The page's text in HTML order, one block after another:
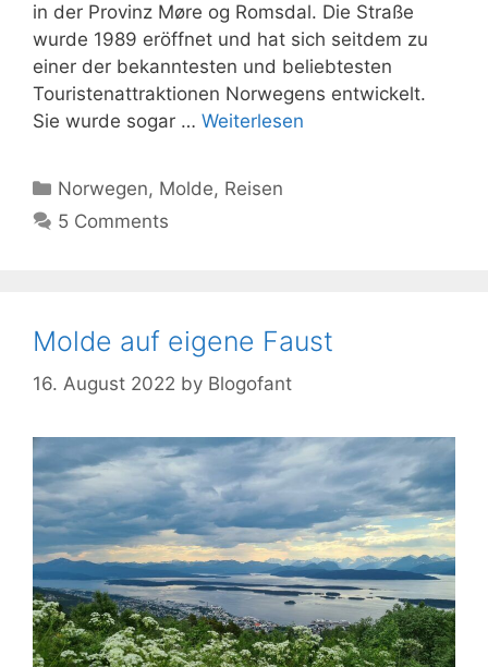
in der Provinz Møre og Romsdal. Die Straße
wurde 1989 eröffnet und hat sich seitdem zu
einer der bekanntesten und beliebtesten
Touristenattraktionen Norwegens entwickelt.
Sie wurde sogar … Weiterlesen
Kategorien
Norwegen, Molde, Reisen
5 Comments
Molde auf eigene Faust
16. August 2022 by Blogofant